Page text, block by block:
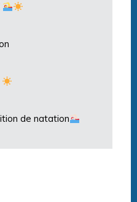
de natation